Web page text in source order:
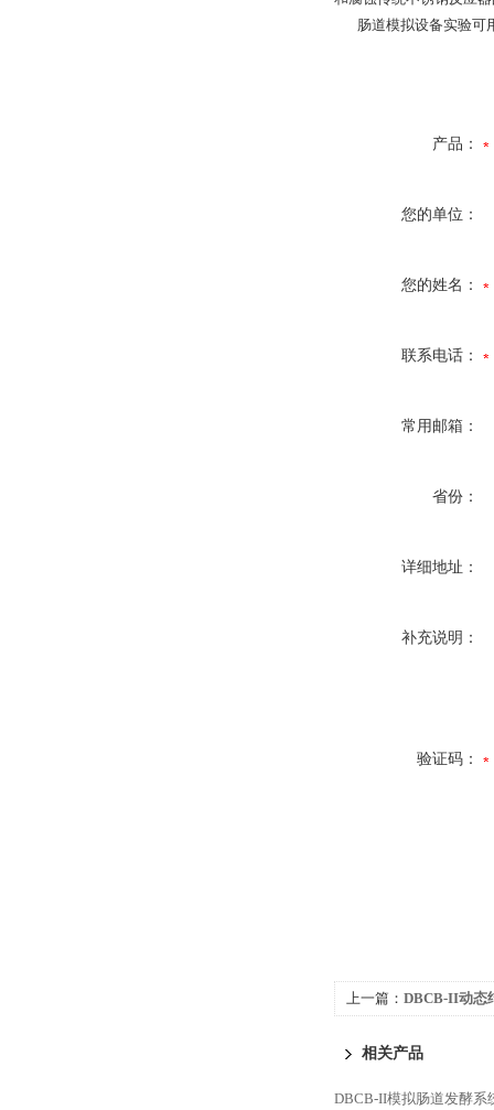
肠道模拟设备实验可
产品：
您的单位：
您的姓名：
联系电话：
常用邮箱：
省份：
详细地址：
补充说明：
验证码：
上一篇： DBCB-II动态
相关产品
DBCB-II模拟肠道发酵系